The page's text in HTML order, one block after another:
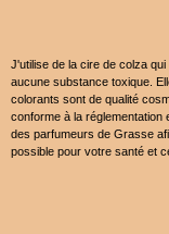
J'utilise de la cire de colza
aucune substance toxique.
colorants sont de qualité
conforme à la
des parfumeurs de Grasse
possible pour votre santé et